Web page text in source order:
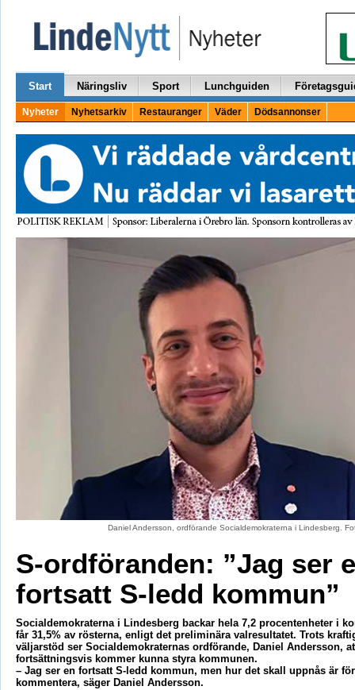
Start Näringsliv Sport Lunchguiden
Nyheter Nyhetsarkiv Restauranger Väder Dödsannonser
Daniel Andersson, ordförande Socialdemokraterna i Lindesberg.
S-ordföranden: ”Jag ser
fortsatt S-ledd kommun”
Socialdemokraterna i Lindesberg backar hela 7,2 procentenheter i
får 31,5% av rösterna, enligt det preliminära valresultatet. Trots
väljarstöd ser Socialdemokraternas ordförande, Daniel Andersson,
fortsättningsvis kommer kunna styra kommunen.
– Jag ser en fortsatt S-ledd kommun, men hur det skall uppnås är
kommentera, säger Daniel Andersson.